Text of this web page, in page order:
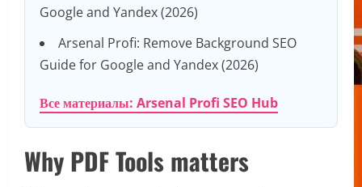
Google and Yandex (2026)
Arsenal Profi: Remove Background SEO
Guide for Google and Yandex (2026)
Все материалы: Arsenal Profi SEO Hub
Why PDF Tools matters